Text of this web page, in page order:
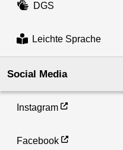
DGS
Leichte Sprache
Social Media
Instagram
Facebook